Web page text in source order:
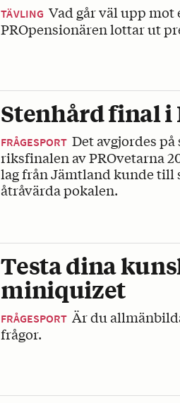
TÄVLING Vad går väl upp
PROpensionären lottar ut
Stenhård final i
FRÅGESPORT Det avgjordes
riksfinalen av PROvetarna
lag från Jämtland kunde till
åtråvärda pokalen.
Testa dina
miniquizet
FRÅGESPORT Är du
frågor.